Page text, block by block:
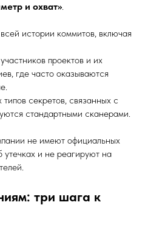
и охват».
истории коммитов, включая
проектов и их
где часто оказываются
секретов, связанных с
стандартными сканерами.
не имеют официальных
утечках и не реагируют на
три шага к